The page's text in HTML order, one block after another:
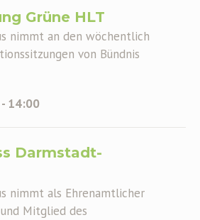
Grüne HLT
nimmt an den wöchentlich
von Bündnis
- 14:00
Darmstadt-
nimmt als Ehrenamtlicher
Mitglied des